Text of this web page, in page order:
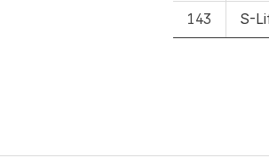
143 S-